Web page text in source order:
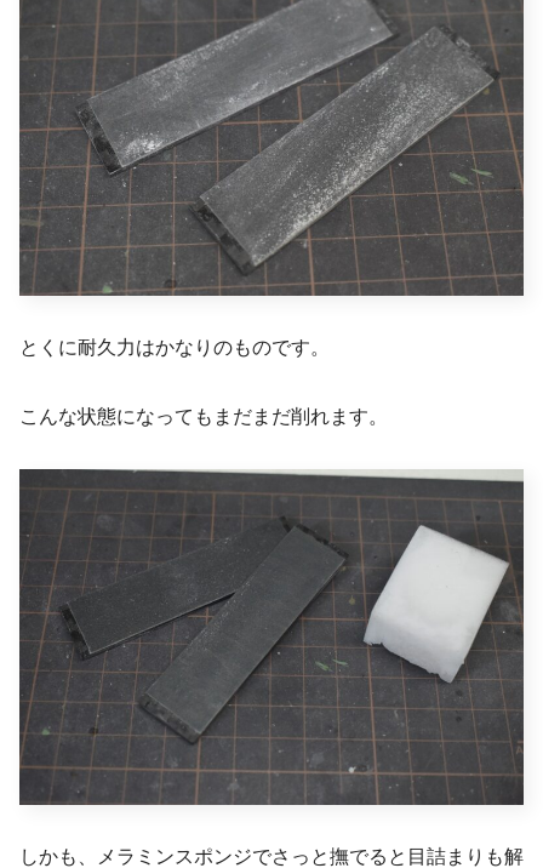
とくに耐久力はかなりのものです。
こんな状態になってもまだまだ削れます。
しかも、メラミンスポンジでさっと撫でると目詰まりも解